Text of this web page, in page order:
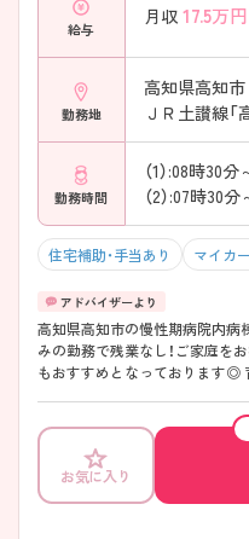
給与
月収 17.5万
勤務地
高知県高知市
ＪＲ土讃線「
勤務時間
（1）:08時30
（2）:07時30
住宅補助・手当あり マイカ
高知県高知市の慢性期病院内病
みの勤務で残業なし！ご家庭を
もおすすめとなっております◎
♪ ご興味のある方は、面接のポ
い！
お気に入り